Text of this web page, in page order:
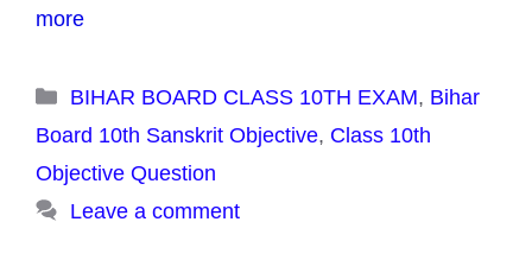
more
Categories
BIHAR BOARD CLASS 10TH EXAM, Bihar
Board 10th Sanskrit Objective, Class 10th
Objective Question
Leave a comment